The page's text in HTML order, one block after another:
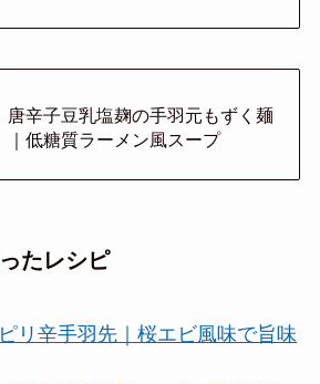
唐辛子豆乳塩麹の手羽元もずく麺
｜低糖質ラーメン風スープ
たレシピ
リ辛手羽先｜桜エビ風味で旨味